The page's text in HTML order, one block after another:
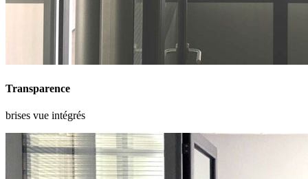
Transparence
brises vue intégrés